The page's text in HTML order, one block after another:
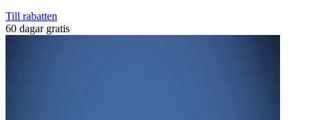
Till rabatten
60 dagar gratis